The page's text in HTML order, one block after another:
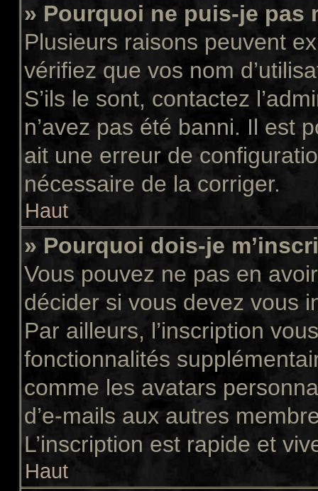
» Pourquoi ne puis-je pas
Plusieurs raisons peuvent
vérifiez que vos nom
S’ils le sont, contactez
n’avez pas été banni. Il est
ait une erreur de
nécessaire de la corriger.
Haut
» Pourquoi dois-je
Vous pouvez ne pas en
décider si vous devez vous
Par ailleurs, l’inscription
fonctionnalités
comme les avatars
d’e-mails aux autres
L’inscription est rapide et
Haut